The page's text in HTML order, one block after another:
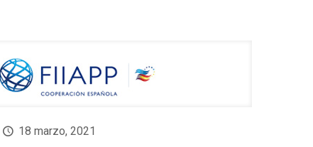
18 marzo, 2021